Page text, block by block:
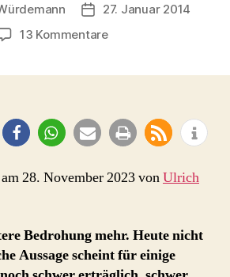
Beitragsdatum
27. Januar 2014
13 Kommentarezu
Bedrohung
mehr
28. November 2023 vonUlrich
Bedrohung mehr. Heute nicht
Aussage scheint für einige